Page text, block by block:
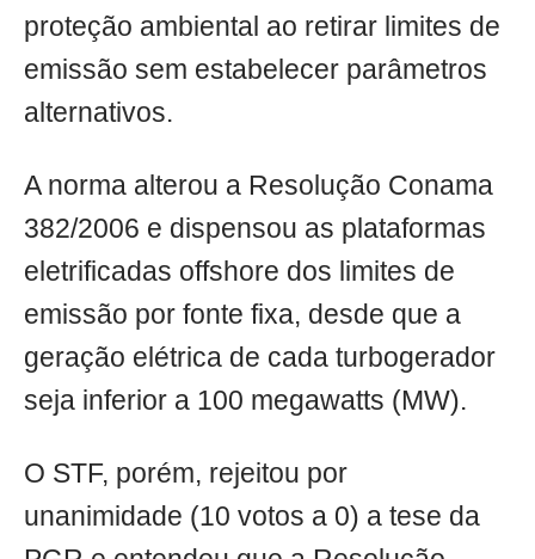
proteção ambiental ao retirar limites de
emissão sem estabelecer parâmetros
alternativos.
A norma alterou a Resolução Conama
382/2006 e dispensou as plataformas
eletrificadas offshore dos limites de
emissão por fonte fixa, desde que a
geração elétrica de cada turbogerador
seja inferior a 100 megawatts (MW).
O STF, porém, rejeitou por
unanimidade (10 votos a 0) a tese da